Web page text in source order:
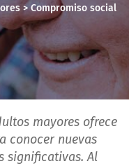
>Compromiso social
mayores ofrece
conocer nuevas
significativas. Al